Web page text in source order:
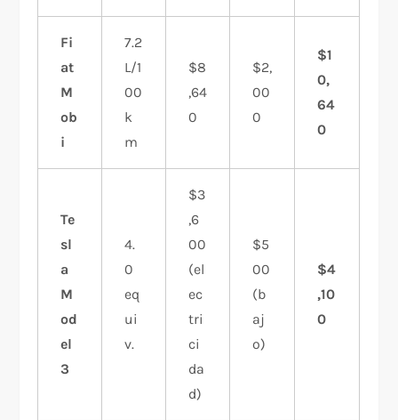
Fi
at
M
ob
i
7.2
L/1
00
k
m
$8
,64
0
$2,
00
0
$1
0,
64
0
Te
sl
a
M
od
el
3
4.
0
eq
ui
v.
$3
,6
00
(el
ec
tri
ci
da
d)
$5
00
(b
aj
o)
$4
,10
0